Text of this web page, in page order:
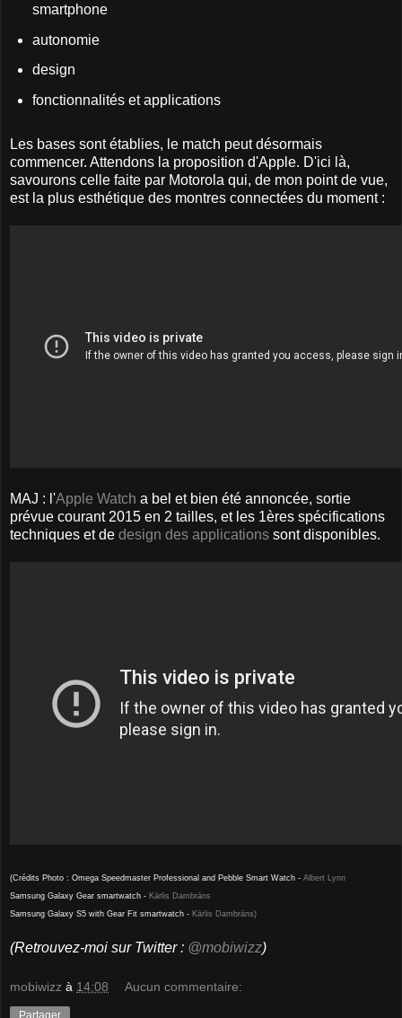
smartphone
autonomie
design
fonctionnalités et applications
Les bases sont établies, le match peut désormais
commencer. Attendons la proposition d'Apple. D'ici là,
savourons celle faite par Motorola qui, de mon point de vue,
est la plus esthétique des montres connectées du moment :
MAJ : l'Apple Watch a bel et bien été annoncée, sortie
prévue courant 2015 en 2 tailles, et les 1ères spécifications
techniques et de design des applications sont disponibles.
(Crédits Photo : Omega Speedmaster Professional and Pebble Smart Watch - Albert Lynn
Samsung Galaxy Gear smartwatch - Kārlis Dambrāns
Samsung Galaxy S5 with Gear Fit smartwatch - Kārlis Dambrāns)
(Retrouvez-moi sur Twitter : @mobiwizz)
mobiwizz à 14:08 Aucun commentaire:
Partager